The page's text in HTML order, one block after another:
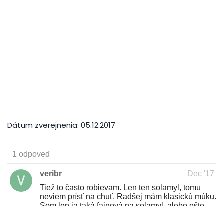
Dátum zverejnenia: 05.12.2017